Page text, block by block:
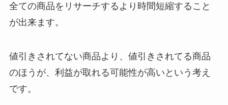
全ての商品をリサーチするより時間短縮すること
が出来ます。
値引きされてない商品より、値引きされてる商品
のほうが、利益が取れる可能性が高いという考え
です。